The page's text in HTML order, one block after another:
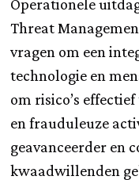
Operationele
Threat
vragen om een
technologie en
om risico’s
en frauduleuze
geavanceerder en
kwaadwillenden